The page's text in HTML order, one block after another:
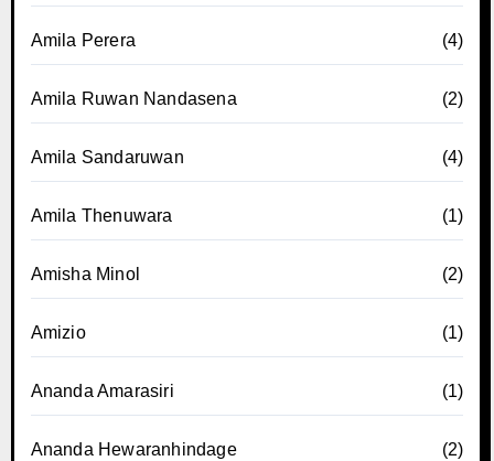
Amila Perera (4)
Amila Ruwan Nandasena (2)
Amila Sandaruwan (4)
Amila Thenuwara (1)
Amisha Minol (2)
Amizio (1)
Ananda Amarasiri (1)
Ananda Hewaranhindage (2)